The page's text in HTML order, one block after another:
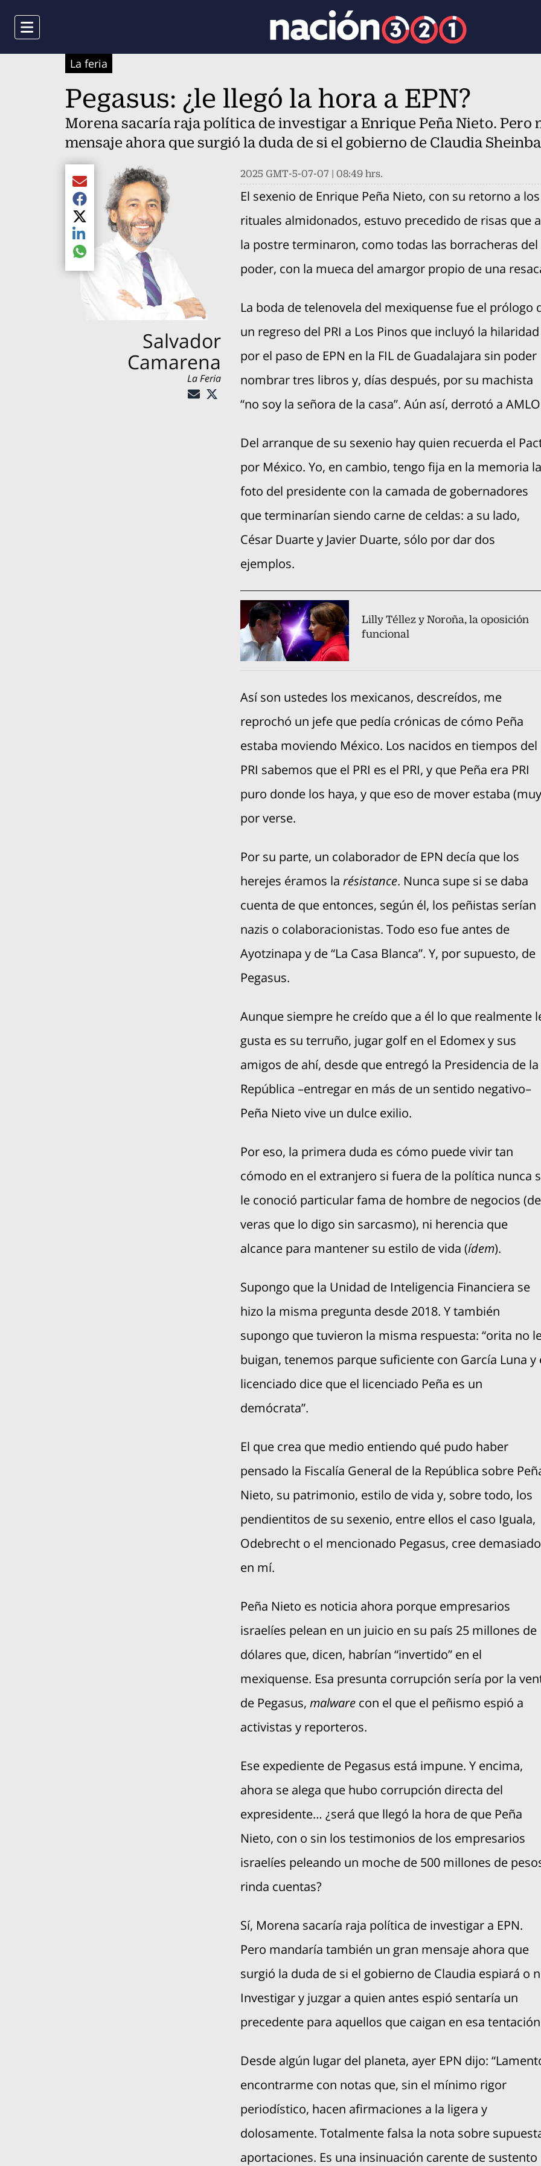
Menu
La feria
Pegasus: ¿le llegó la hora a EPN?
Morena sacaría raja política de investigar a Enrique Peña Nieto. Pero
mensaje ahora que surgió la duda de si el gobierno de Claudia
Compartir el artículo actual mediante Email
Compartir el artículo actual mediante Facebook
Compartir el artículo actual mediante Twitter
Compartir el artículo actual mediante LinkedIn
Compartir el artículo actual mediante global.social-whatsapp
Salvador
Camarena
La Feria
2025 GMT-5-07-07 | 08:49 hrs.
El sexenio de Enrique Peña Nieto, con su retorno a los
rituales almidonados, estuvo precedido de risas que a
la postre terminaron, como todas las borracheras del
poder, con la mueca del amargor propio de una
La boda de telenovela del mexiquense fue el prólogo
un regreso del PRI a Los Pinos que incluyó la hilaridad
por el paso de EPN en la FIL de Guadalajara sin poder
nombrar tres libros y, días después, por su machista
“no soy la señora de la casa”. Aún así, derrotó a
Del arranque de su sexenio hay quien recuerda el
por México. Yo, en cambio, tengo fija en la memoria la
foto del presidente con la camada de gobernadores
que terminarían siendo carne de celdas: a su lado,
César Duarte y Javier Duarte, sólo por dar dos
ejemplos.
Lilly Téllez y Noroña, la oposición
funcional
Así son ustedes los mexicanos, descreídos, me
reprochó un jefe que pedía crónicas de cómo Peña
estaba moviendo México. Los nacidos en tiempos del
PRI sabemos que el PRI es el PRI, y que Peña era PRI
puro donde los haya, y que eso de mover estaba
por verse.
Por su parte, un colaborador de EPN decía que los
herejes éramos la résistance. Nunca supe si se daba
cuenta de que entonces, según él, los peñistas serían
nazis o colaboracionistas. Todo eso fue antes de
Ayotzinapa y de “La Casa Blanca”. Y, por supuesto, de
Pegasus.
Aunque siempre he creído que a él lo que realmente
gusta es su terruño, jugar golf en el Edomex y sus
amigos de ahí, desde que entregó la Presidencia de la
República –entregar en más de un sentido negativo–
Peña Nieto vive un dulce exilio.
Por eso, la primera duda es cómo puede vivir tan
cómodo en el extranjero si fuera de la política nunca
le conoció particular fama de hombre de negocios (de
veras que lo digo sin sarcasmo), ni herencia que
alcance para mantener su estilo de vida (ídem).
Supongo que la Unidad de Inteligencia Financiera se
hizo la misma pregunta desde 2018. Y también
supongo que tuvieron la misma respuesta: “orita no
buigan, tenemos parque suficiente con García Luna y
licenciado dice que el licenciado Peña es un
demócrata”.
El que crea que medio entiendo qué pudo haber
pensado la Fiscalía General de la República sobre
Nieto, su patrimonio, estilo de vida y, sobre todo, los
pendientitos de su sexenio, entre ellos el caso Iguala,
Odebrecht o el mencionado Pegasus, cree demasiado
en mí.
Peña Nieto es noticia ahora porque empresarios
israelíes pelean en un juicio en su país 25 millones de
dólares que, dicen, habrían “invertido” en el
mexiquense. Esa presunta corrupción sería por la
de Pegasus, malwarecon el que el peñismo espió a
activistas y reporteros.
Ese expediente de Pegasus está impune. Y encima,
ahora se alega que hubo corrupción directa del
expresidente… ¿será que llegó la hora de que Peña
Nieto, con o sin los testimonios de los empresarios
israelíes peleando un moche de 500 millones de
rinda cuentas?
Sí, Morena sacaría raja política de investigar a EPN.
Pero mandaría también un gran mensaje ahora que
surgió la duda de si el gobierno de Claudia espiará o
Investigar y juzgar a quien antes espió sentaría un
precedente para aquellos que caigan en esa
Desde algún lugar del planeta, ayer EPN dijo:
encontrarme con notas que, sin el mínimo rigor
periodístico, hacen afirmaciones a la ligera y
dolosamente. Totalmente falsa la nota sobre
aportaciones. Es una insinuación carente de sustento